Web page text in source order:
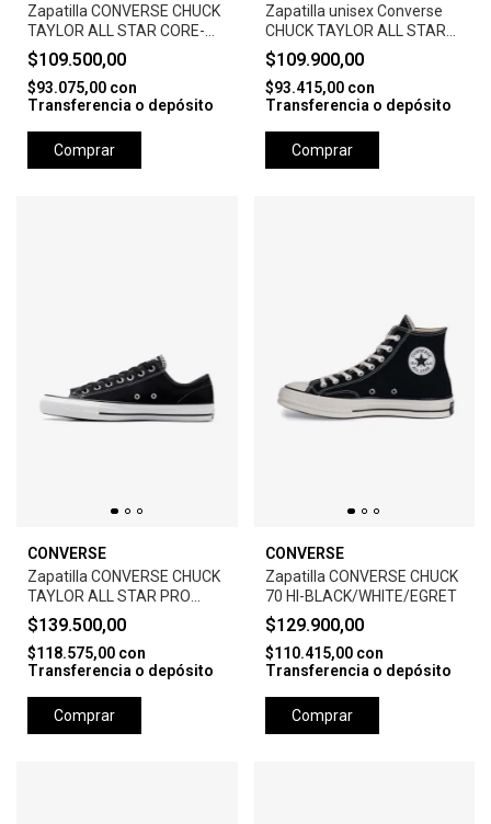
Zapatilla CONVERSE CHUCK
TAYLOR ALL STAR CORE-
BLACK
$109.500,00
$93.075,00 con
Transferencia o depósito
Comprar
Zapatilla unisex Converse
CHUCK TAYLOR ALL STAR
CORE HI -BLACK
$109.900,00
$93.415,00 con
Transferencia o depósito
Comprar
CONVERSE
Zapatilla CONVERSE CHUCK
TAYLOR ALL STAR PRO
SUEDE-BLACK
$139.500,00
$118.575,00 con
Transferencia o depósito
Comprar
CONVERSE
Zapatilla CONVERSE CHUCK
70 HI-BLACK/WHITE/EGRET
$129.900,00
$110.415,00 con
Transferencia o depósito
Comprar